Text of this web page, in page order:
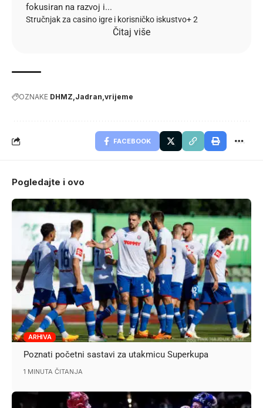
fokusiran na razvoj i...
Stručnjak za casino igre i korisničko iskustvo+ 2
Čitaj više
OZNAKE DHMZ Jadran vrijeme
FACEBOOK
Pogledajte i ovo
ARHIVA
Poznati početni sastavi za utakmicu Superkupa
1 MINUTA ČITANJA